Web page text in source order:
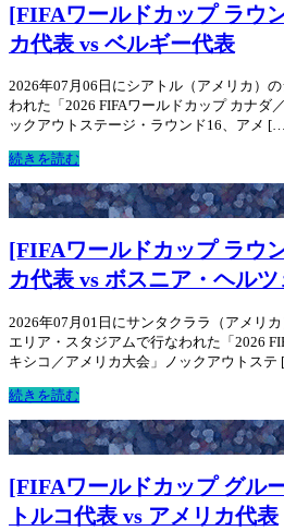
[FIFAワールドカップ ラウ
カ代表 vs ベルギー代表
2026年07月06日にシアトル（アメリカ）
われた「2026 FIFAワールドカップ カナダ
ックアウトステージ・ラウンド16、アメ
続きを読む
[FIFAワールドカップ ラウ
カ代表 vs ボスニア・ヘル
2026年07月01日にサンタクララ（アメリ
エリア・スタジアムで行なわれた「2026
キシコ／アメリカ大会」ノックアウトス
続きを読む
[FIFAワールドカップ グル
トルコ代表 vs アメリカ代表